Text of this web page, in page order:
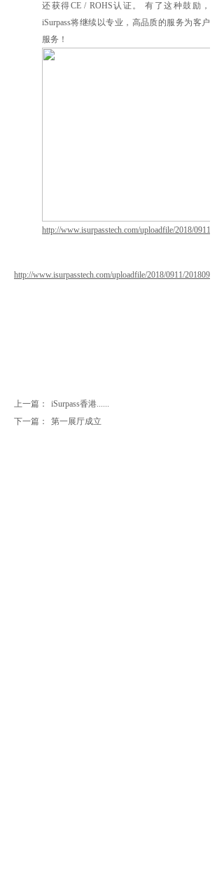
还获得CE / ROHS认证。 有了这种鼓励，
iSurpass将继续以专业，高品质的服务为客户
服务！
http://www.isurpasstech.com/uploadfile/2018/0911/
http://www.isurpasstech.com/uploadfile/2018/0911/
上一篇：
iSurpass香港......
下一篇：
第一展厅成立